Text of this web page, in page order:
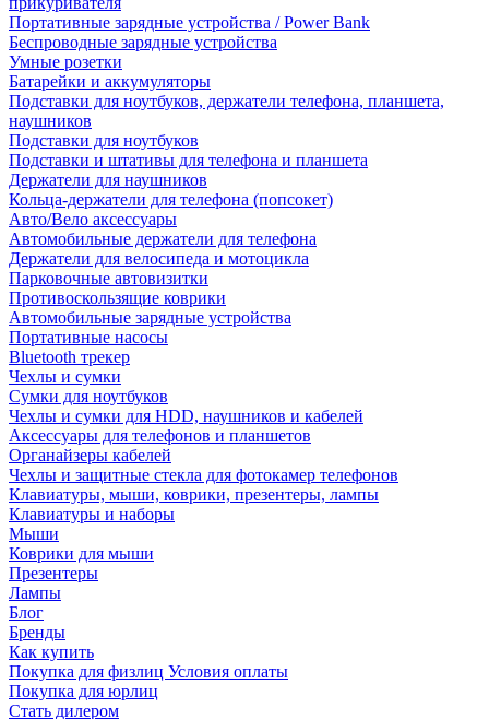
Портативные зарядные устройства / Power Bank
Беспроводные зарядные устройства
Умные розетки
Батарейки и аккумуляторы
Подставки для ноутбуков, держатели телефона, планшета,
наушников
Подставки для ноутбуков
Подставки и штативы для телефона и планшета
Держатели для наушников
Кольца-держатели для телефона (попсокет)
Авто/Вело аксессуары
Автомобильные держатели для телефона
Держатели для велосипеда и мотоцикла
Парковочные автовизитки
Противоскользящие коврики
Автомобильные зарядные устройства
Портативные насосы
Bluetooth трекер
Чехлы и сумки
Сумки для ноутбуков
Чехлы и сумки для HDD, наушников и кабелей
Аксессуары для телефонов и планшетов
Органайзеры кабелей
Чехлы и защитные стекла для фотокамер телефонов
Клавиатуры, мыши, коврики, презентеры, лампы
Клавиатуры и наборы
Мыши
Коврики для мыши
Презентеры
Лампы
Блог
Бренды
Как купить
Покупка для физлиц Условия оплаты
Покупка для юрлиц
Стать дилером